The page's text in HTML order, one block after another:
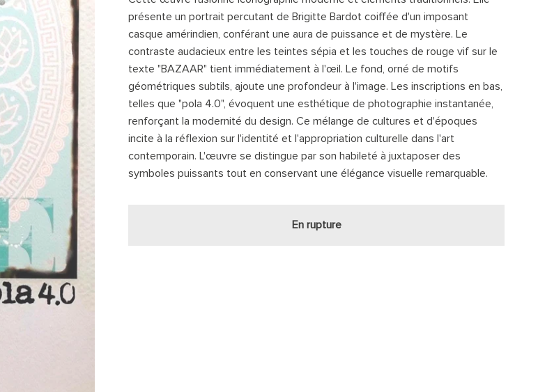
présente un portrait percutant de Brigitte Bardot coiffée d'un imposant
casque amérindien, conférant une aura de puissance et de mystère. Le
contraste audacieux entre les teintes sépia et les touches de rouge vif sur le
texte "BAZAAR" tient immédiatement à l'œil. Le fond, orné de motifs
géométriques subtils, ajoute une profondeur à l'image. Les inscriptions en bas,
telles que "pola 4.0", évoquent une esthétique de photographie instantanée,
renforçant la modernité du design. Ce mélange de cultures et d'époques
incite à la réflexion sur l'identité et l'appropriation culturelle dans l'art
contemporain. L'œuvre se distingue par son habileté à juxtaposer des
symboles puissants tout en conservant une élégance visuelle remarquable.
En rupture